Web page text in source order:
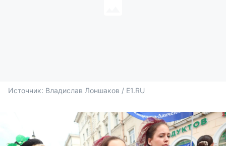
Источник: Владислав Лоншаков / E1.RU